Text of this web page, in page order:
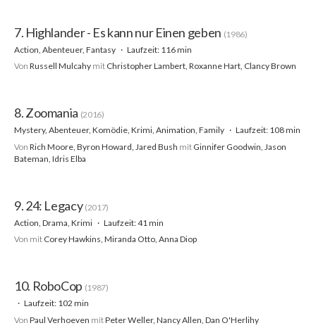
7. Highlander - Es kann nur Einen geben (1986)
Action, Abenteuer, Fantasy
Laufzeit: 116 min
Von Russell Mulcahy mit Christopher Lambert, Roxanne Hart, Clancy Brown
8. Zoomania (2016)
Mystery, Abenteuer, Komödie, Krimi, Animation, Family
Laufzeit: 108 min
Von Rich Moore, Byron Howard, Jared Bush mit Ginnifer Goodwin, Jason
Bateman, Idris Elba
9. 24: Legacy (2017)
Action, Drama, Krimi
Laufzeit: 41 min
Von mit Corey Hawkins, Miranda Otto, Anna Diop
10. RoboCop (1987)
Laufzeit: 102 min
Von Paul Verhoeven mitPeter Weller, Nancy Allen, Dan O'Herlihy